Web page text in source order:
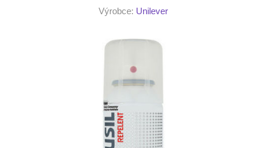
Výrobce: Unilever